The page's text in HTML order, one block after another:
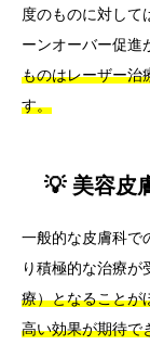
度のものに対して
ーンオーバー促進
ものはレーザー治
す。
💡 美容皮
一般的な皮膚科で
り積極的な治療が
療）となることが
高い効果が期待で